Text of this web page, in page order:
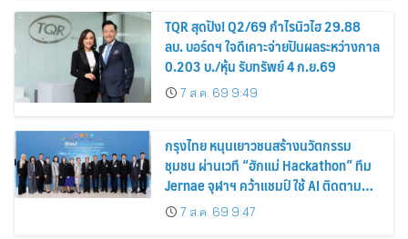
TQR สุดปัง! Q2/69 กำไรนิวไฮ 29.88
ลบ. บอร์ดฯ ใจดีเคาะจ่ายปันผลระหว่างกาล
0.203 บ./หุ้น รับทรัพย์ 4 ก.ย.69
7 ส.ค. 69 9:49
กรุงไทย หนุนเยาวชนสร้างนวัตกรรม
ชุมชน ผ่านเวที “ฮักแม่ Hackathon” ทีม
Jernae จุฬาฯ คว้าแชมป์ ใช้ AI ติดตาม
ทรัพย์สินสูญหาย
7 ส.ค. 69 9:47